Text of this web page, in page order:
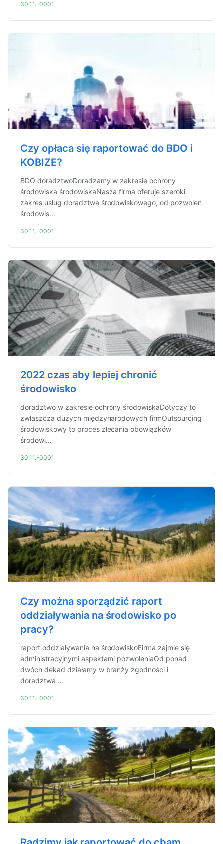
30.11.-0001
Czy opłaca się raportować do BDO i
KOBIZE?
BDO doradztwoDoradzamy w zakresie ochrony
środowiska środowiskaNasza firma oferuje szeroki
zakres usług doradztwa środowiskowego, od pozwoleń
środowis...
30.11.-0001
2022 czas aby lepiej chronić
środowisko
doradztwo w zakresie ochrony środowiskaDotyczy to
zwłaszcza dużych międzynarodowych firmOutsourcing
środowiskowy to proces zlecania obowiązków
środowi...
30.11.-0001
Czy można sporządzić raport
oddziaływania na środowisko po
pracy?
raport oddziaływania na środowiskoFirma zajmie się
administracyjnymi aspektami pozwoleniaOd ponad
dwóch dekad działamy w branży zgodności i
doradztwa ...
30.11.-0001